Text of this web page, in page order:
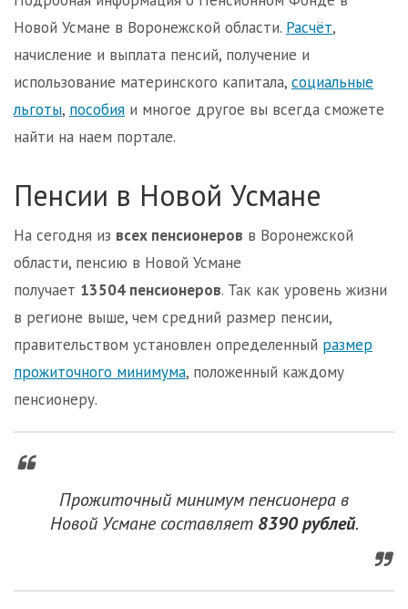
Новой Усмане в Воронежской области. Расчёт,
начисление и выплата пенсий, получение и
использование материнского капитала, социальные
льготы, пособия и многое другое вы всегда сможете
найти на наем портале.
Пенсии в Новой Усмане
На сегодня из всех пенсионеров в Воронежской
области, пенсию в Новой Усмане
получает 13504 пенсионеров. Так как уровень жизни
в регионе выше, чем средний размер пенсии,
правительством установлен определенный размер
прожиточного минимума, положенный каждому
пенсионеру.
Прожиточный минимум пенсионера в
Новой Усмане составляет 8390 рублей.